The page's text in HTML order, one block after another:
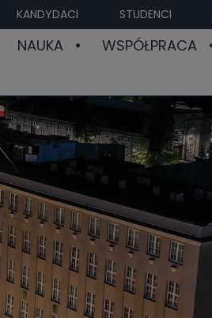
KANDYDACI STUDENCI
NAUKA
WSPÓŁPRACA